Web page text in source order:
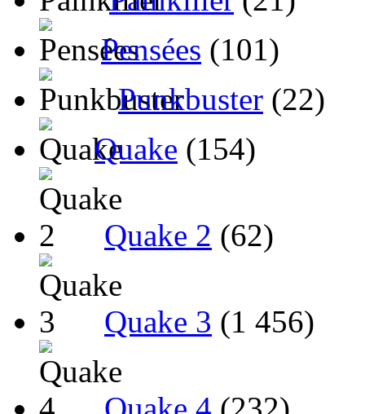
Pensées (101)
Punkbuster (22)
Quake (154)
Quake 2 (62)
Quake 3 (1 456)